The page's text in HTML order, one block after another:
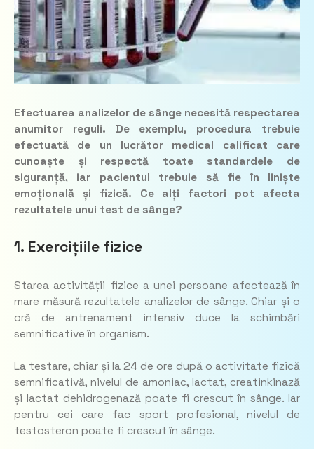
Efectuarea analizelor de sânge necesită respectarea
anumitor reguli. De exemplu, procedura trebuie
efectuată de un lucrător medical calificat care
cunoaște și respectă toate standardele de
siguranță, iar pacientul trebuie să fie în
liniște
emoțională și fizică. Ce alți factori pot afecta
rezultatele unui test de sânge?
1. Exercițiile fizice
Starea activității fizice a unei persoane afectează în
mare măsură rezultatele analizelor de sânge. Chiar și o
oră de antrenament intensiv duce la schimbări
semnificative în organism.
La testare, chiar și la 24 de ore după o activitate fizică
semnificativă, nivelul de amoniac, lactat, creatinkinază
și lactat dehidrogenază poate fi crescut în sânge. Iar
pentru cei care fac sport profesional, nivelul de
testosteron poate fi crescut în sânge.